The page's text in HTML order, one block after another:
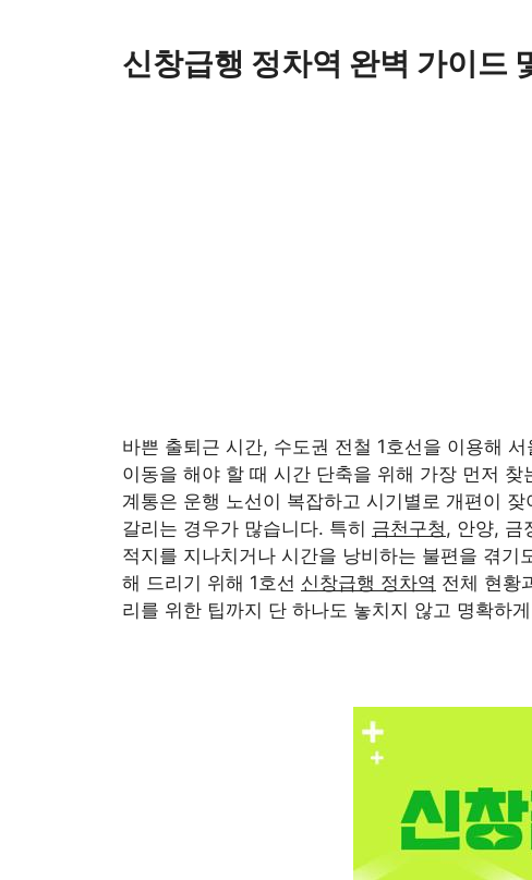
신창급행 정차역 완벽 가이드
바쁜 출퇴근 시간, 수도권 전철 1호선을 이용해
이동을 해야 할 때 시간 단축을 위해 가장 먼저
계통은 운행 노선이 복잡하고 시기별로 개편이
갈리는 경우가 많습니다. 특히 금천구청, 안양, 금
적지를 지나치거나 시간을 낭비하는 불편을 겪
해 드리기 위해 1호선 신창급행 정차역 전체 현황
리를 위한 팁까지 단 하나도 놓치지 않고 명확하